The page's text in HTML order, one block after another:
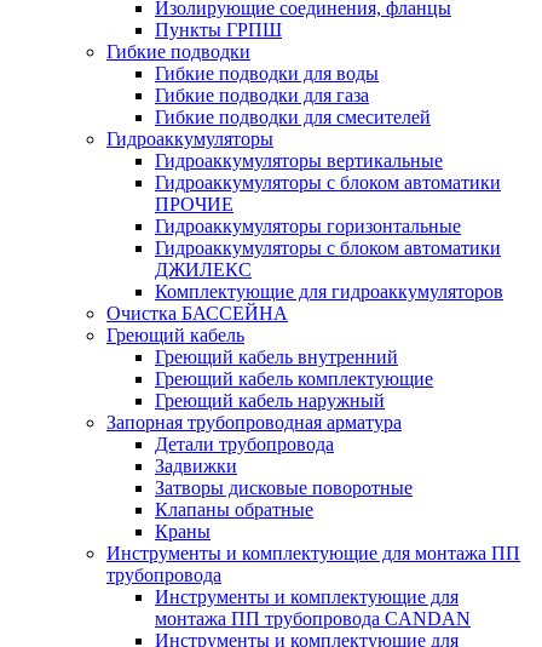
Изолирующие соединения, фланцы
Пункты ГРПШ
Гибкие подводки
Гибкие подводки для воды
Гибкие подводки для газа
Гибкие подводки для смесителей
Гидроаккумуляторы
Гидроаккумуляторы вертикальные
Гидроаккумуляторы с блоком автоматики
ПРОЧИЕ
Гидроаккумуляторы горизонтальные
Гидроаккумуляторы с блоком автоматики
ДЖИЛЕКС
Комплектующие для гидроаккумуляторов
Очистка БАССЕЙНА
Греющий кабель
Греющий кабель внутренний
Греющий кабель комплектующие
Греющий кабель наружный
Запорная трубопроводная арматура
Детали трубопровода
Задвижки
Затворы дисковые поворотные
Клапаны обратные
Краны
Инструменты и комплектующие для монтажа ПП
трубопровода
Инструменты и комплектующие для
монтажа ПП трубопровода CANDAN
Инструменты и комплектующие для